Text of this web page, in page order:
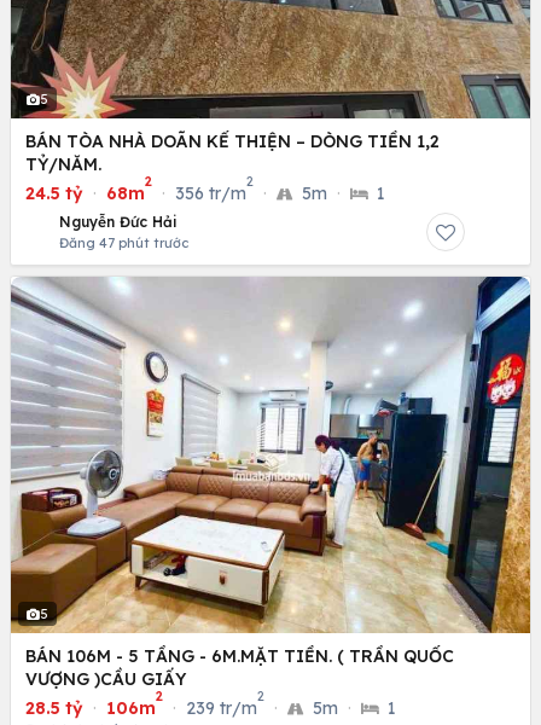
5
BÁN TÒA NHÀ DOÃN KẾ THIỆN – DÒNG TIỀN 1,2
TỶ/NĂM.
24.5 tỷ · 68m
2
· 356 tr/m
2
· 5m · 1
Nguyễn Đức Hải
Đăng 47 phút trước
5
BÁN 106M - 5 TẦNG - 6M.MẶT TIỀN. ( TRẦN QUỐC
VƯỢNG )CẦU GIẤY
28.5 tỷ · 106m
2
· 239 tr/m
2
· 5m · 1